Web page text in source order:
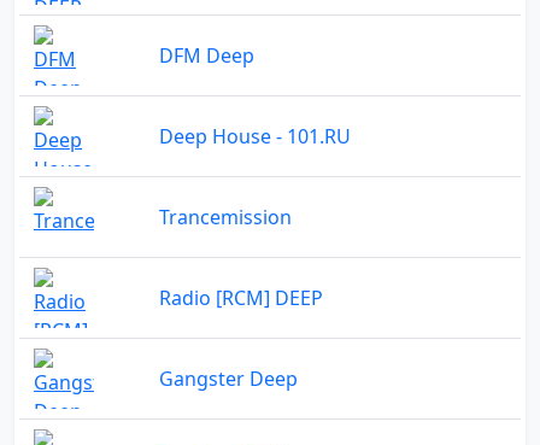
DFM Deep
Deep House - 101.RU
Trancemission
Radio [RCM] DEEP
Gangster Deep